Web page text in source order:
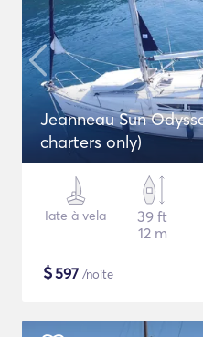
Jeanneau Sun
charters only)
Iate à vela
39 ft
12 m
$597 /noite